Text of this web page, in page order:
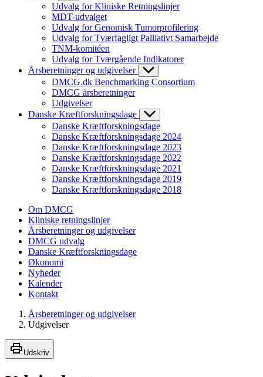
Udvalg for Kliniske Retningslinjer
MDT-udvalget
Udvalg for Genomisk Tumorprofilering
Udvalg for Tværfagligt Palliativt Samarbejde
TNM-komitéen
Udvalg for Tværgående Indikatorer
Årsberetninger og udgivelser
DMCG.dk Benchmarking Consortium
DMCG årsberetninger
Udgivelser
Danske Kræftforskningsdage
Danske Kræftforskningsdage
Danske Kræftforskningsdage 2024
Danske Kræftforskningsdage 2023
Danske Kræftforskningsdage 2022
Danske Kræftforskningsdage 2021
Danske Kræftforskningsdage 2019
Danske Kræftforskningsdage 2018
Om DMCG
Kliniske retningslinjer
Årsberetninger og udgivelser
DMCG udvalg
Danske Kræftforskningsdage
Økonomi
Nyheder
Kalender
Kontakt
Årsberetninger og udgivelser
Udgivelser
Udskriv